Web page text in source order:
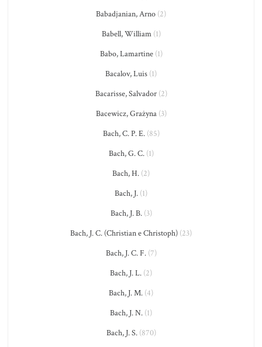
Babadjanian, Arno (2)
Babell, William(1)
Babo, Lamartine(1)
Bacalov, Luis (1)
Bacarisse, Salvador(2)
Bacewicz, Grażyna(3)
Bach, C. P. E.(85)
Bach, G. C.(1)
Bach, H. (2)
Bach, J. (1)
Bach, J. B.(3)
Bach, J. C. (Christian e Christoph) (23)
Bach, J. C. F.(7)
Bach, J. L. (2)
Bach, J. M. (4)
Bach, J. N. (1)
Bach, J. S.(870)